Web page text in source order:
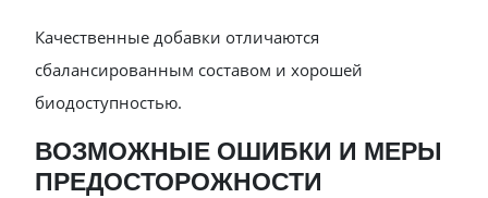
Качественные добавки отличаются
сбалансированным составом и хорошей
биодоступностью.
ВОЗМОЖНЫЕ ОШИБКИ И МЕРЫ
ПРЕДОСТОРОЖНОСТИ